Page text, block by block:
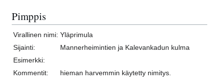
Pimppis
Virallinen nimi: Yläprimula
Sijainti:
Mannerheimintien ja Kalevankadun kulma
Esimerkki:
Kommentit:
hieman harvemmin käytetty nimitys.